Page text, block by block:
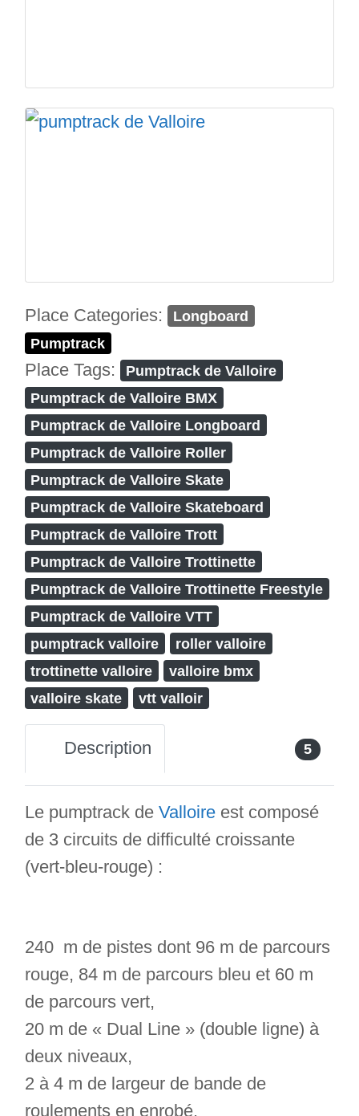
Place Categories:
Longboard
Pumptrack
Place Tags:
Pumptrack de Valloire
Pumptrack de Valloire BMX
Pumptrack de Valloire Longboard
Pumptrack de Valloire Roller
Pumptrack de Valloire Skate
Pumptrack de Valloire Skateboard
Pumptrack de Valloire Trott
Pumptrack de Valloire Trottinette
Pumptrack de Valloire Trottinette Freestyle
Pumptrack de Valloire VTT
pumptrack valloire
roller valloire
trottinette valloire
valloire bmx
valloire skate
vtt valloir
Description 5
Le pumptrack de Valloire est composé
de 3 circuits de difficulté croissante
(vert-bleu-rouge) :
240 m de pistes dont 96 m de parcours
rouge, 84 m de parcours bleu et 60 m
de parcours vert,
20 m de « Dual Line » (double ligne) à
deux niveaux,
2 à 4 m de largeur de bande de
roulements en enrobé.